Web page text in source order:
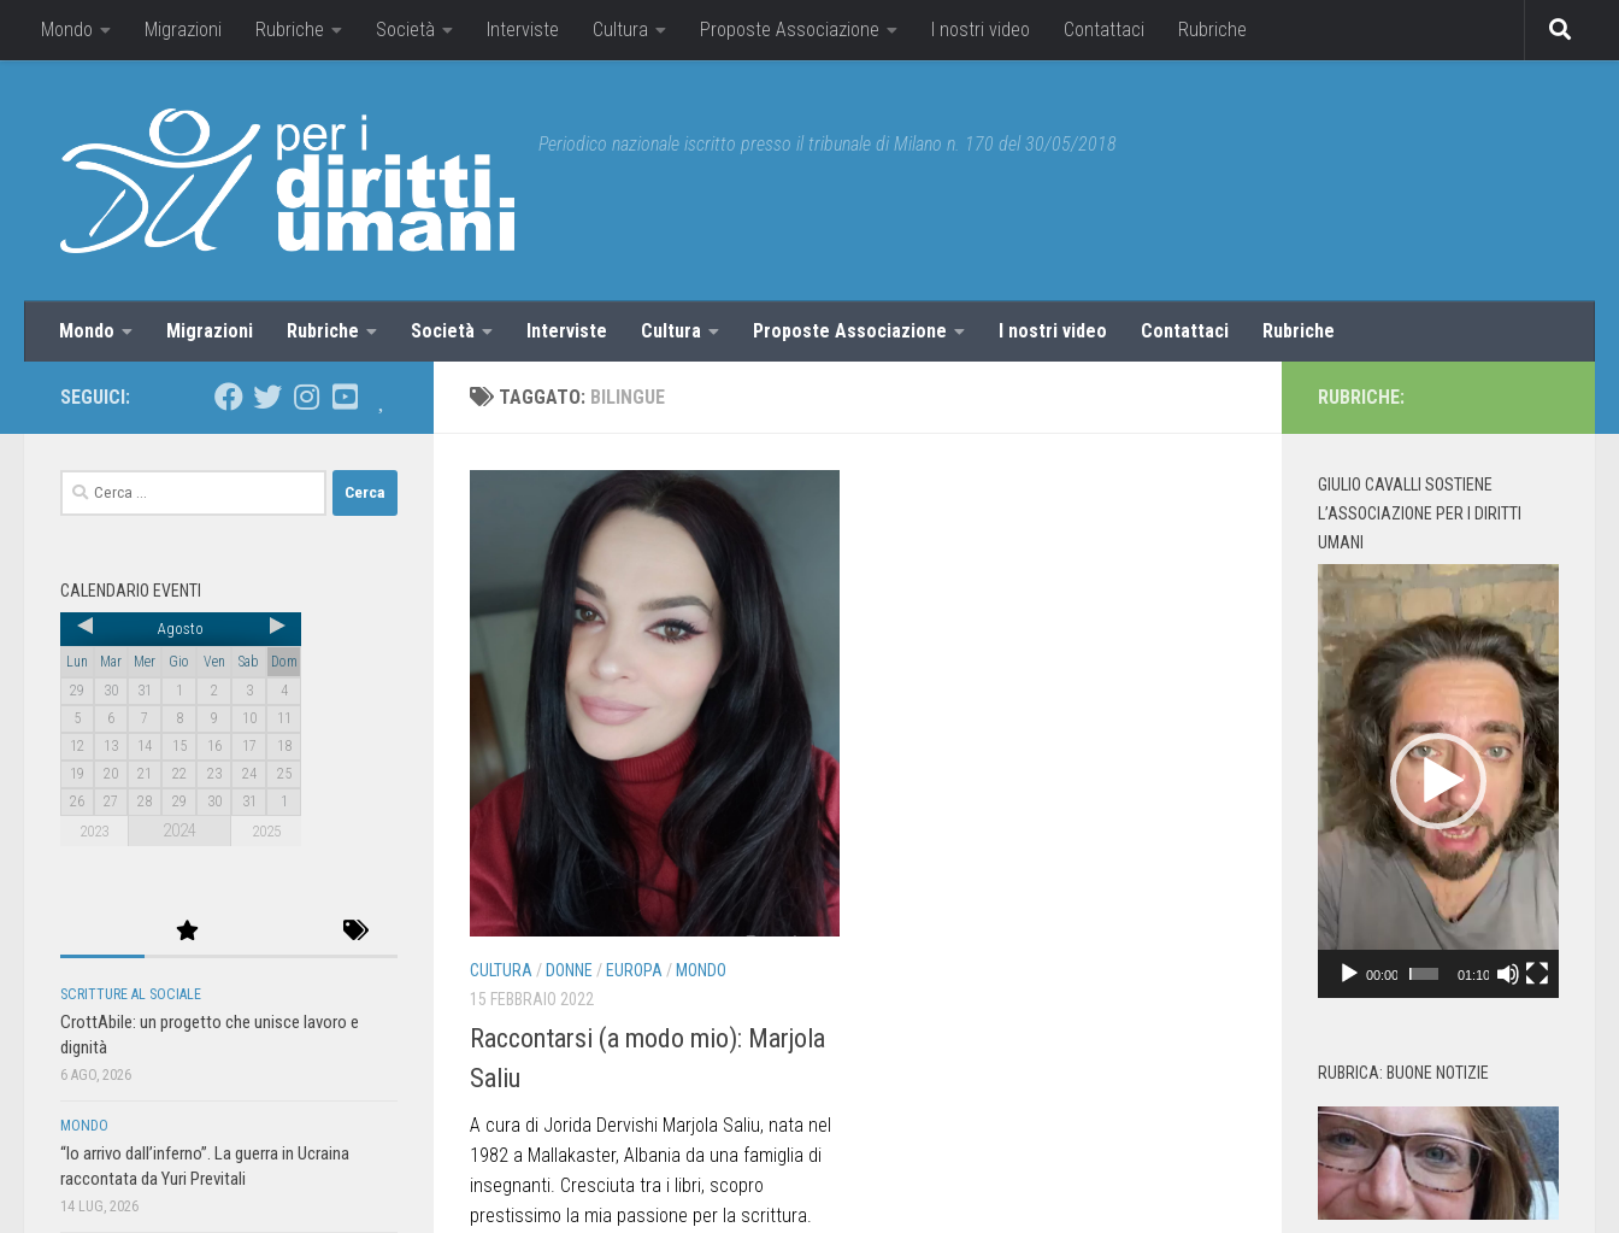
Mondo Migrazioni Rubriche Società Interviste Cultura Proposte Associazione I nostri video Contattaci Rubriche
Periodico nazionale iscritto presso il tribunale di Milano n. 170 del 30/05/2018
Mondo Migrazioni Rubriche Società Interviste Cultura Proposte Associazione I nostri video Contattaci Rubriche
TAGGATO: BILINGUE
CULTURA / DONNE / EUROPA / MONDO
15 FEBBRAIO 2022
Raccontarsi (a modo mio): Marjola
Saliu
A cura di Jorida Dervishi Marjola Saliu, nata nel
1982 a Mallakaster, Albania da una famiglia di
insegnanti. Cresciuta tra i libri, scopro
prestissimo la mia passione per la scrittura.
SEGUICI:
CALENDARIO EVENTI
Agosto
Lun Mar Mer Gio Ven Sab
Dom
29
30 31 1 2 3
4
5
6 7 8 9 10
11
12
13 14 15 16 17
18
19
20 21 22 23 24
25
26
27 28 29 30 31 1
2023 2024 2025
SCRITTURE AL SOCIALE
CrottAbile: un progetto che unisce lavoro e
dignità
6 AGO, 2026
MONDO
“Io arrivo dall’inferno”. La guerra in Ucraina
raccontata da Yuri Previtali
14 LUG, 2026
RUBRICHE:
GIULIO CAVALLI SOSTIENE
L’ASSOCIAZIONE PER I DIRITTI
UMANI
Video
Player
00:00 01:10
RUBRICA: BUONE NOTIZIE